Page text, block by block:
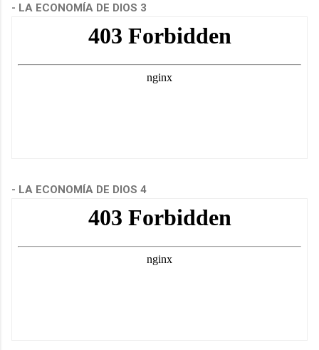
- LA ECONOMÍA DE DIOS 3
- LA ECONOMÍA DE DIOS 4